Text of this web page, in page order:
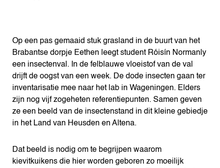
Op een pas gemaaid stuk grasland in de buurt van het
Brabantse dorpje Eethen leegt student Róisín Normanly
een insectenval. In de felblauwe vloeistof van de val
drijft de oogst van een week. De dode insecten gaan ter
inventarisatie mee naar het lab in Wageningen. Elders
zijn nog vijf zogeheten referentiepunten. Samen geven
ze een beeld van de insectenstand in dit kleine gebiedje
in het Land van Heusden en Altena.
Dat beeld is nodig om te begrijpen waarom
kievitkuikens die hier worden geboren zo moeilijk